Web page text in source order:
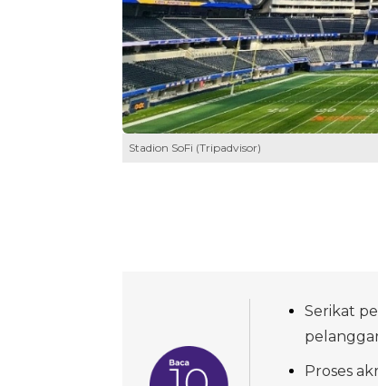
Stadion SoFi (Tripadvisor)
Serikat
Proses